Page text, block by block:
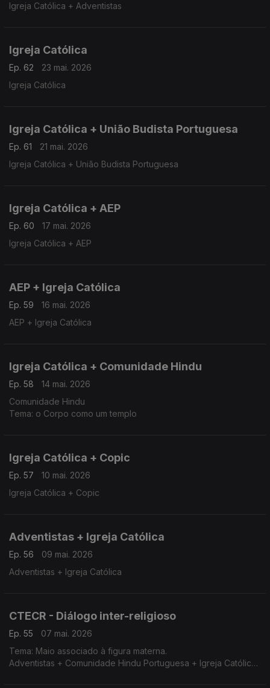
Igreja Católica + Adventistas
Igreja Católica
Ep. 62
23 mai. 2026
Igreja Católica
Igreja Católica + União Budista Portuguesa
Ep. 61
21 mai. 2026
Igreja Católica + União Budista Portuguesa
Igreja Católica + AEP
Ep. 60
17 mai. 2026
Igreja Católica + AEP
AEP + Igreja Católica
Ep. 59
16 mai. 2026
AEP + Igreja Católica
Igreja Católica + Comunidade Hindu
Ep. 58
14 mai. 2026
Comunidade Hindu
Tema: o Corpo como um templo
Igreja Católica + Copic
Ep. 57
10 mai. 2026
Igreja Católica + Copic
Adventistas + Igreja Católica
Ep. 56
09 mai. 2026
Adventistas + Igreja Católica
CTECR - Diálogo inter-religioso
Ep. 55
07 mai. 2026
Tema: Maio associado à figura materna.
Adventistas + Comunidade Hindu Portuguesa + Igreja Católica